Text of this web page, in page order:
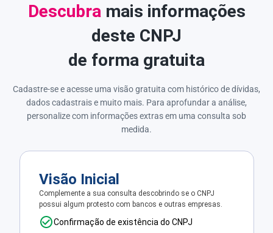
Descubramais informações
deste CNPJ
de forma gratuita
Cadastre-se e acesse uma visão gratuita com histórico de dívidas,
dados cadastrais e muito mais. Para aprofundar a análise,
personalize com informações extras em uma consulta sob
medida.
Visão Inicial
Complemente a sua consulta descobrindo se o CNPJ
possui algum protesto com bancos e outras empresas.
Confirmação de existência do CNPJ